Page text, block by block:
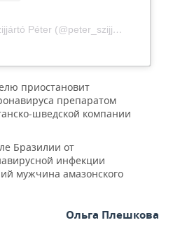
Публикация от Szijjártó Péter (@peter_szijjarto)
приостановит
препаратом
шведской компании
Бразилии от
инфекции
мужчина амазонского
Ольга Плешкова